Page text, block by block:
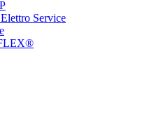
Service